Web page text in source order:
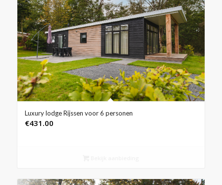
Luxury lodge Rijssen voor 6 personen
€431.00